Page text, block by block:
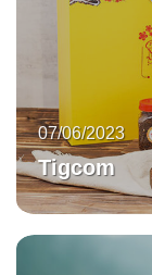
Tigcom
07/06/2023